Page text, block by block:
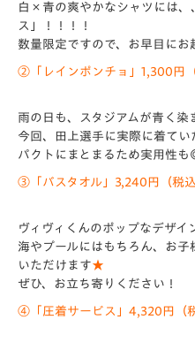
白×青の爽やかなシャツには、
ス」！！！！
数量限定ですので、お早目にお
②「レインポンチョ」1,300円（
雨の日も、スタジアムが青く染
今回、田上選手に実際に着て
パクトにまとまるため実用性も
③「バスタオル」3,240円（税込
ヴィヴィくんのポップなデザイ
海やプールにはもちろん、お
いただけます★
ぜひ、お立ち寄りください！
④「圧着サービス」4,320円（